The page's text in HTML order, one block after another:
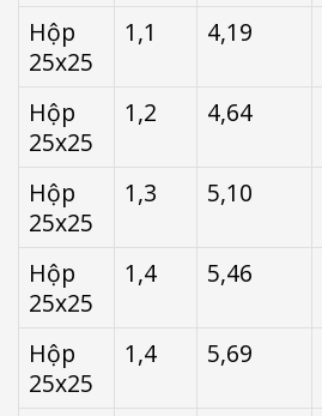
Hộp
25x25
1,1 4,19
Hộp
25x25
1,2 4,64
Hộp
25x25
1,3 5,10
Hộp
25x25
1,4 5,46
Hộp
25x25
1,4 5,69